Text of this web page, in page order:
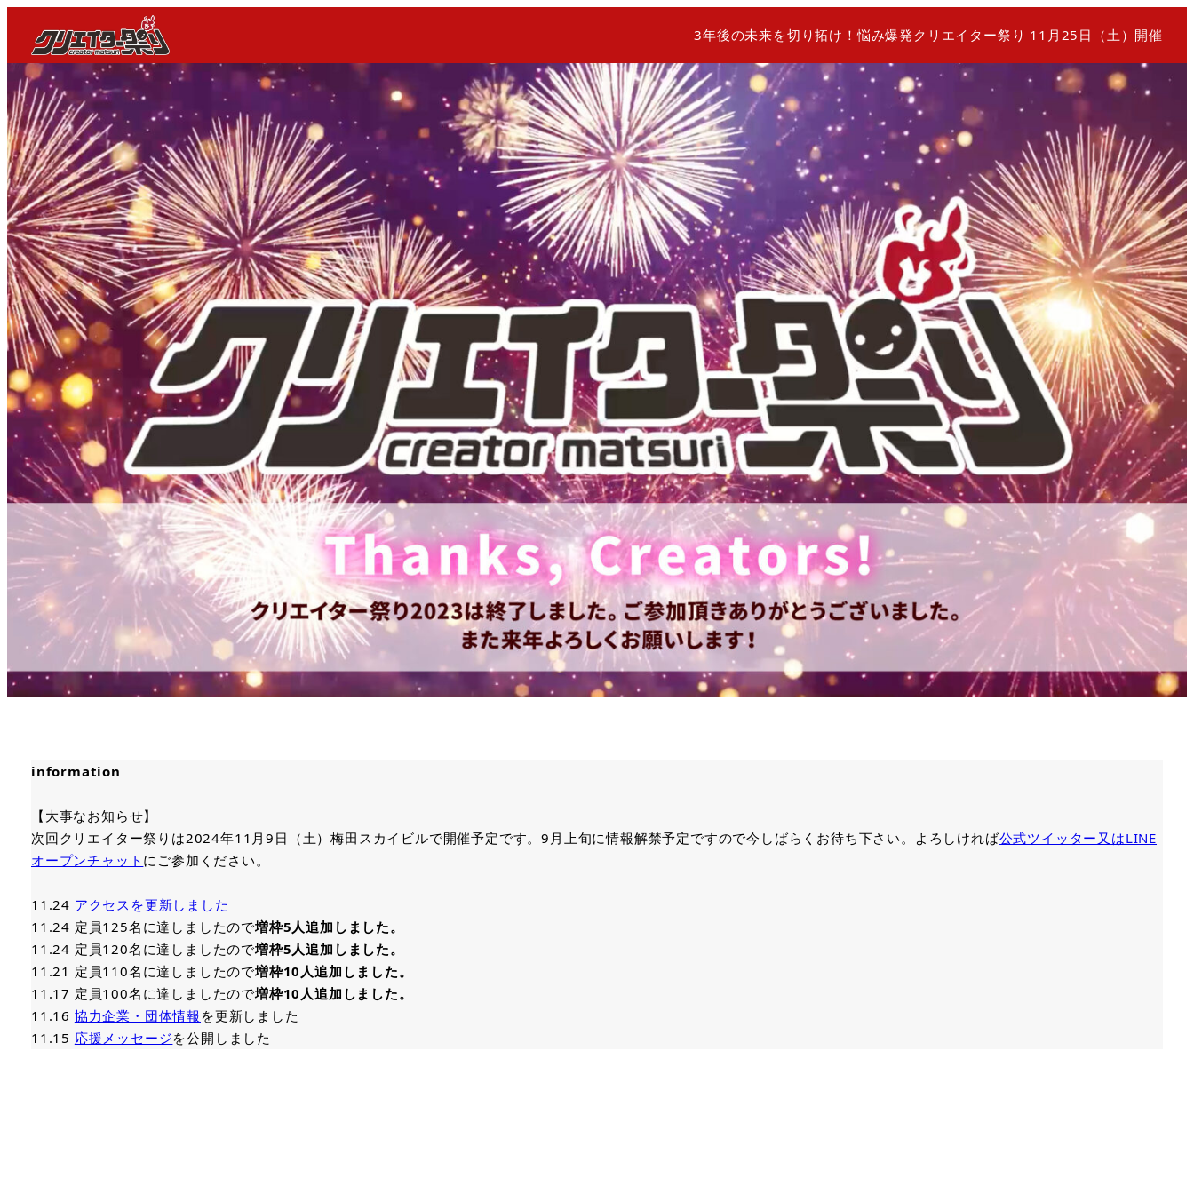
3年後の未来を切り拓け！悩み爆発クリエイター祭り 11月25日（土）開催
information
【大事なお知らせ】
次回クリエイター祭りは2024年11月9日（土）梅田スカイビルで開催予定です。9月上旬に情報解禁予定ですので今しばらくお待ち下さい。よろしければ公式ツイッター又はLINE
オープンチャット にご参加ください。
11.24 アクセスを更新しました
11.24 定員125名に達しましたので増枠5人追加しました。
11.24 定員120名に達しましたので増枠5人追加しました。
11.21 定員110名に達しましたので増枠10人追加しました。
11.17 定員100名に達しましたので増枠10人追加しました。
11.16 協力企業・団体情報 を更新しました
11.15 応援メッセージを公開しました